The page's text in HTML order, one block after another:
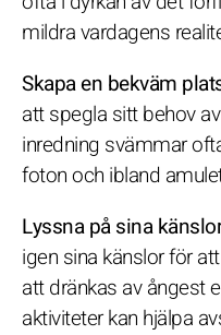
mildra vardagens
Skapa en bekväm
att spegla sitt behov
inredning svämmar
foton och ibland
Lyssna på sina känslor
igen sina känslor för
att dränkas av ångest
aktiviteter kan hjälpa